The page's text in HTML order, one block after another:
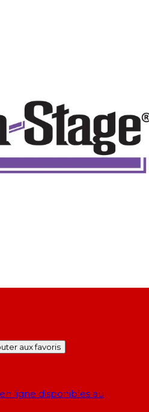
aux favoris
ligne disponibles au